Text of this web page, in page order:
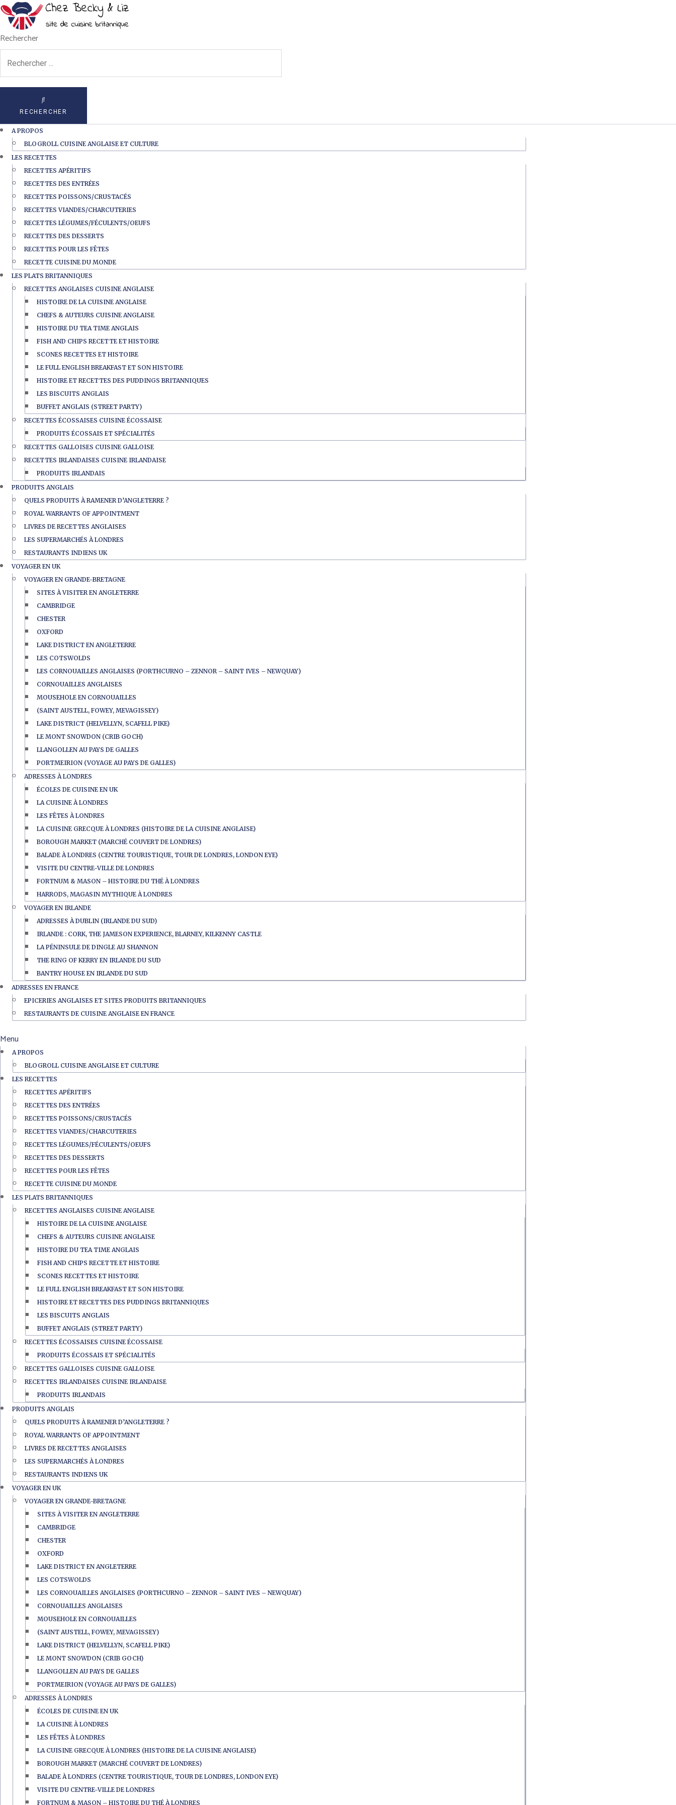
Rechercher
RECHERCHER
A PROPOS
BLOGROLL CUISINE ANGLAISE ET CULTURE
LES RECETTES
RECETTES APÉRITIFS
RECETTES DES ENTRÉES
RECETTES POISSONS/CRUSTACÉS
RECETTES VIANDES/CHARCUTERIES
RECETTES LÉGUMES/FÉCULENTS/OEUFS
RECETTES DES DESSERTS
RECETTES POUR LES FÊTES
RECETTE CUISINE DU MONDE
LES PLATS BRITANNIQUES
RECETTES ANGLAISES CUISINE ANGLAISE
HISTOIRE DE LA CUISINE ANGLAISE
CHEFS & AUTEURS CUISINE ANGLAISE
HISTOIRE DU TEA TIME ANGLAIS
FISH AND CHIPS RECETTE ET HISTOIRE
SCONES RECETTES ET HISTOIRE
LE FULL ENGLISH BREAKFAST ET SON HISTOIRE
HISTOIRE ET RECETTES DES PUDDINGS BRITANNIQUES
LES BISCUITS ANGLAIS
BUFFET ANGLAIS (STREET PARTY)
RECETTES ÉCOSSAISES CUISINE ÉCOSSAISE
PRODUITS ÉCOSSAIS ET SPÉCIALITÉS
RECETTES GALLOISES CUISINE GALLOISE
RECETTES IRLANDAISES CUISINE IRLANDAISE
PRODUITS IRLANDAIS
PRODUITS ANGLAIS
QUELS PRODUITS À RAMENER D’ANGLETERRE ?
ROYAL WARRANTS OF APPOINTMENT
LIVRES DE RECETTES ANGLAISES
LES SUPERMARCHÉS À LONDRES
RESTAURANTS INDIENS UK
VOYAGER EN UK
VOYAGER EN GRANDE-BRETAGNE
SITES À VISITER EN ANGLETERRE
CAMBRIDGE
CHESTER
OXFORD
LAKE DISTRICT EN ANGLETERRE
LES COTSWOLDS
LES CORNOUAILLES ANGLAISES (PORTHCURNO – ZENNOR – SAINT IVES – NEWQUAY)
CORNOUAILLES ANGLAISES
MOUSEHOLE EN CORNOUAILLES
(SAINT AUSTELL, FOWEY, MEVAGISSEY)
LAKE DISTRICT (HELVELLYN, SCAFELL PIKE)
LE MONT SNOWDON (CRIB GOCH)
LLANGOLLEN AU PAYS DE GALLES
PORTMEIRION (VOYAGE AU PAYS DE GALLES)
ADRESSES À LONDRES
ÉCOLES DE CUISINE EN UK
LA CUISINE À LONDRES
LES FÊTES À LONDRES
LA CUISINE GRECQUE À LONDRES (HISTOIRE DE LA CUISINE ANGLAISE)
BOROUGH MARKET (MARCHÉ COUVERT DE LONDRES)
BALADE À LONDRES (CENTRE TOURISTIQUE, TOUR DE LONDRES, LONDON EYE)
VISITE DU CENTRE-VILLE DE LONDRES
FORTNUM & MASON – HISTOIRE DU THÉ À LONDRES
HARRODS, MAGASIN MYTHIQUE À LONDRES
VOYAGER EN IRLANDE
ADRESSES À DUBLIN (IRLANDE DU SUD)
IRLANDE : CORK, THE JAMESON EXPERIENCE, BLARNEY, KILKENNY CASTLE
LA PÉNINSULE DE DINGLE AU SHANNON
THE RING OF KERRY EN IRLANDE DU SUD
BANTRY HOUSE EN IRLANDE DU SUD
ADRESSES EN FRANCE
EPICERIES ANGLAISES ET SITES PRODUITS BRITANNIQUES
RESTAURANTS DE CUISINE ANGLAISE EN FRANCE
Menu
A PROPOS
BLOGROLL CUISINE ANGLAISE ET CULTURE
LES RECETTES
RECETTES APÉRITIFS
RECETTES DES ENTRÉES
RECETTES POISSONS/CRUSTACÉS
RECETTES VIANDES/CHARCUTERIES
RECETTES LÉGUMES/FÉCULENTS/OEUFS
RECETTES DES DESSERTS
RECETTES POUR LES FÊTES
RECETTE CUISINE DU MONDE
LES PLATS BRITANNIQUES
RECETTES ANGLAISES CUISINE ANGLAISE
HISTOIRE DE LA CUISINE ANGLAISE
CHEFS & AUTEURS CUISINE ANGLAISE
HISTOIRE DU TEA TIME ANGLAIS
FISH AND CHIPS RECETTE ET HISTOIRE
SCONES RECETTES ET HISTOIRE
LE FULL ENGLISH BREAKFAST ET SON HISTOIRE
HISTOIRE ET RECETTES DES PUDDINGS BRITANNIQUES
LES BISCUITS ANGLAIS
BUFFET ANGLAIS (STREET PARTY)
RECETTES ÉCOSSAISES CUISINE ÉCOSSAISE
PRODUITS ÉCOSSAIS ET SPÉCIALITÉS
RECETTES GALLOISES CUISINE GALLOISE
RECETTES IRLANDAISES CUISINE IRLANDAISE
PRODUITS IRLANDAIS
PRODUITS ANGLAIS
QUELS PRODUITS À RAMENER D’ANGLETERRE ?
ROYAL WARRANTS OF APPOINTMENT
LIVRES DE RECETTES ANGLAISES
LES SUPERMARCHÉS À LONDRES
RESTAURANTS INDIENS UK
VOYAGER EN UK
VOYAGER EN GRANDE-BRETAGNE
SITES À VISITER EN ANGLETERRE
CAMBRIDGE
CHESTER
OXFORD
LAKE DISTRICT EN ANGLETERRE
LES COTSWOLDS
LES CORNOUAILLES ANGLAISES (PORTHCURNO – ZENNOR – SAINT IVES – NEWQUAY)
CORNOUAILLES ANGLAISES
MOUSEHOLE EN CORNOUAILLES
(SAINT AUSTELL, FOWEY, MEVAGISSEY)
LAKE DISTRICT (HELVELLYN, SCAFELL PIKE)
LE MONT SNOWDON (CRIB GOCH)
LLANGOLLEN AU PAYS DE GALLES
PORTMEIRION (VOYAGE AU PAYS DE GALLES)
ADRESSES À LONDRES
ÉCOLES DE CUISINE EN UK
LA CUISINE À LONDRES
LES FÊTES À LONDRES
LA CUISINE GRECQUE À LONDRES (HISTOIRE DE LA CUISINE ANGLAISE)
BOROUGH MARKET (MARCHÉ COUVERT DE LONDRES)
BALADE À LONDRES (CENTRE TOURISTIQUE, TOUR DE LONDRES, LONDON EYE)
VISITE DU CENTRE-VILLE DE LONDRES
FORTNUM & MASON – HISTOIRE DU THÉ À LONDRES